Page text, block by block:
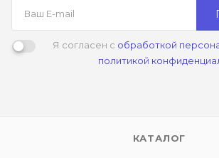
Я согласен с обработкой
политикой
КАТАЛОГ